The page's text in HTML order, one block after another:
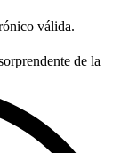
válida.
de la